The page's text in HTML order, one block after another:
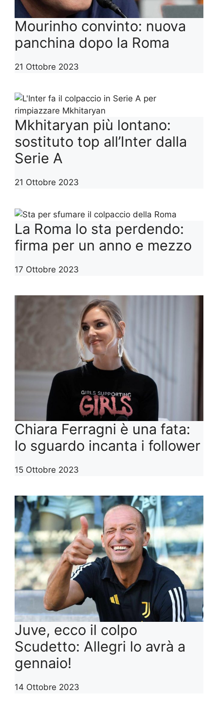
Mourinho convinto: nuova
panchina dopo la Roma
21 Ottobre 2023
Mkhitaryan più lontano:
sostituto top all’Inter dalla
Serie A
21 Ottobre 2023
La Roma lo sta perdendo:
firma per un anno e mezzo
17 Ottobre 2023
Chiara Ferragni è una fata:
lo sguardo incanta i follower
15 Ottobre 2023
Juve, ecco il colpo
Scudetto: Allegri lo avrà a
gennaio!
14 Ottobre 2023